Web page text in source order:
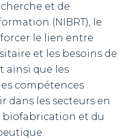
et de
(NIBRT), le
le lien entre
et les besoins de
ainsi que les
compétences
dans les secteurs en
biofabrication et du